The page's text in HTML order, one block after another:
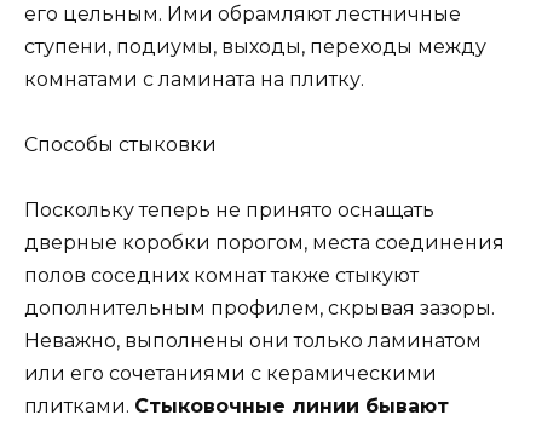
его цельным. Ими обрамляют лестничные
ступени, подиумы, выходы, переходы между
комнатами с ламината на плитку.
Способы стыковки
Поскольку теперь не принято оснащать
дверные коробки порогом, места соединения
полов соседних комнат также стыкуют
дополнительным профилем, скрывая зазоры.
Неважно, выполнены они только ламинатом
или его сочетаниями с керамическими
плитками. Стыковочные линии бывают